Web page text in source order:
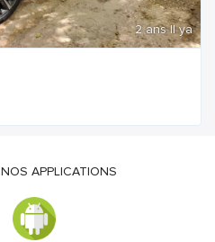
2 ans Il ya
NOS APPLICATIONS